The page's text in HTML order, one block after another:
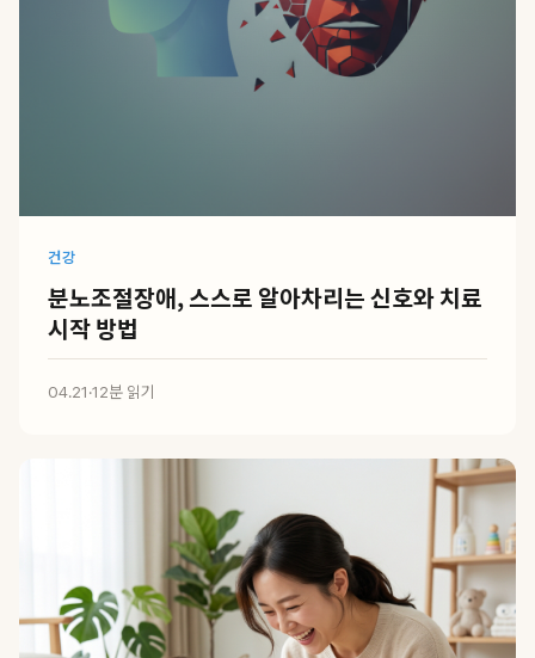
건강
분노조절장애, 스스로 알아차리는 신호와 치료
시작 방법
04.21·12분 읽기